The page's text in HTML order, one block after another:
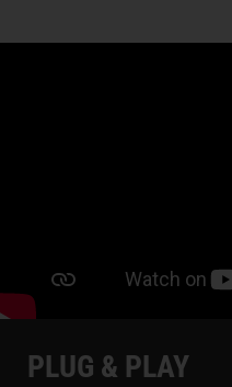
PLUG & PLAY